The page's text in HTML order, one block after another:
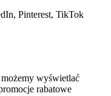
Pinterest, TikTok
możemy wyświetlać
rabatowe